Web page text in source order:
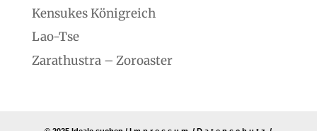
Kensukes Königreich
Lao-Tse
Zarathustra – Zoroaster